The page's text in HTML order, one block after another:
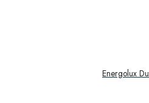
Energolux